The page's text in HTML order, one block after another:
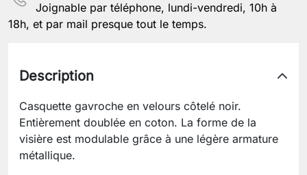
Joignable par téléphone, lundi-vendredi, 10h à
18h, et par mail presque tout le temps.
Description
Casquette gavroche en velours côtelé noir.
Entièrement doublée en coton. La forme de la
visière est modulable grâce à une légère armature
métallique.